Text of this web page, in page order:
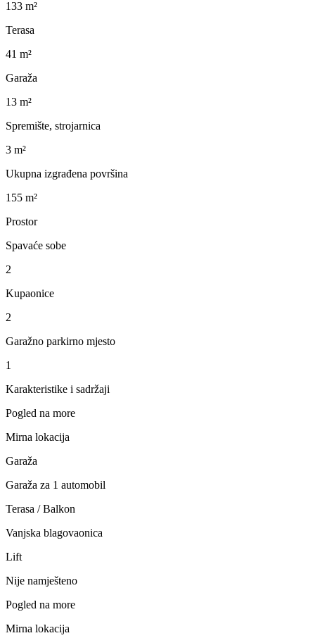
133 m²
Terasa
41 m²
Garaža
13 m²
Spremište, strojarnica
3 m²
Ukupna izgrađena površina
155 m²
Prostor
Spavaće sobe
2
Kupaonice
2
Garažno parkirno mjesto
1
Karakteristike i sadržaji
Pogled na more
Mirna lokacija
Garaža
Garaža za 1 automobil
Terasa / Balkon
Vanjska blagovaonica
Lift
Nije namješteno
Pogled na more
Mirna lokacija